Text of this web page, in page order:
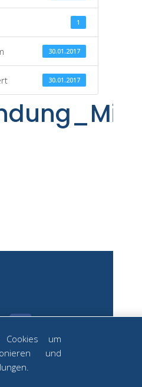
1
30.01.2017
30.01.2017
um
und